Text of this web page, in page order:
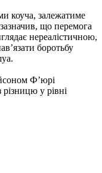
коуча, залежатиме
що перемога
нереалістичною,
боротьбу
Ф’юрі
у рівні